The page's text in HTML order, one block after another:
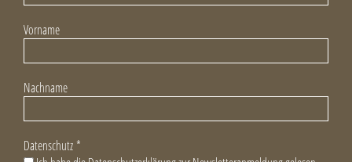
Vorname
Nachname
Datenschutz *